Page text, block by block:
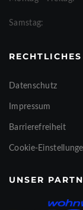
Samstag:
RECHTLICHES
Datenschutz
Impressum
Barrierefreiheit
Cookie-
UNSER